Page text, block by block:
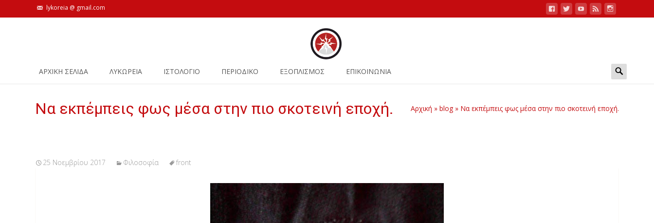
lykoreia @ gmail.com
ΑΡΧΙΚΗ ΣΕΛΙΔΑ ΛΥΚΩΡΕΙΑ ΙΣΤΟΛΌΓΙΟ ΠΕΡΙΟΔΙΚΟ ΕΞΟΠΛΙΣΜΟΣ ΕΠΙΚΟΙΝΩΝΙΑ
Search
for:
Να εκπέμπεις φως μέσα στην πιο σκοτεινή εποχή. Αρχική » blog » Να εκπέμπεις φως μέσα στην πιο σκοτεινή εποχή.
25 Νοεμβρίου 2017 Φιλοσοφία front